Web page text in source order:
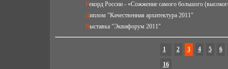
Рекорд России - «Сожжение самого большого
Диплом "Качественная архитектура 2011"
Выставка "Эквифорум 2011"
1 2 3 4 5 6
16